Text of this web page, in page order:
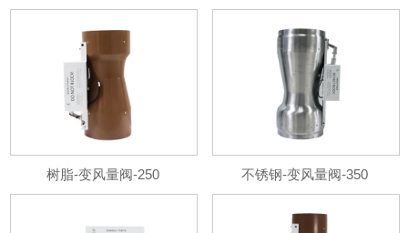
不锈钢-变风量阀-350
树脂-变风量阀-250